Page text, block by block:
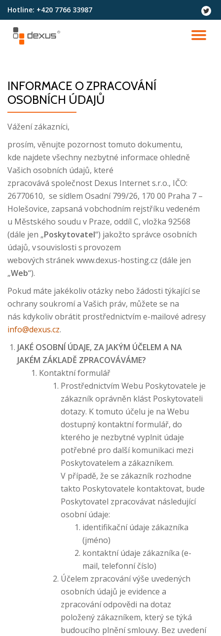
Hotline: +420 7766 33987
fa-
twitter
INFORMACE O ZPRACOVÁNÍ
OSOBNÍCH ÚDAJŮ
Vážení zákazníci,
prosím, věnujte pozornost tomuto dokumentu,
kde najdete všechny nezbytné informace ohledně
Vašich osobních údajů, které
zpracovává společnost Dexus Internet s.r.o., IČO:
26770610, se sídlem Osadní 799/26, 170 00 Praha 7 –
Holešovice, zapsaná v obchodním rejstříku vedeném
u Městského soudu v Praze, oddíl C, vložka 92568
(dále jen „Poskytovatel“) jakožto správce osobních
údajů, v souvislosti s provozem
webových stránek www.dexus-hosting.cz (dále jen
„Web“).
Pokud máte jakékoliv otázky nebo žádosti týkající se
ochrany soukromí a Vašich práv, můžete se na
nás kdykoliv obrátit prostřednictvím e-mailové adresy
info@dexus.cz.
JAKÉ OSOBNÍ ÚDAJE, ZA JAKÝM ÚČELEM A NA
JAKÉM ZÁKLADĚ ZPRACOVÁVÁME?
Kontaktní formulář
Prostřednictvím Webu Poskytovatele je
zákazník oprávněn klást Poskytovateli
dotazy. K tomuto účelu je na Webu
dostupný kontaktní formulář, do
kterého je nezbytné vyplnit údaje
potřebné pro další komunikaci mezi
Poskytovatelem a zákazníkem.
V případě, že se zákazník rozhodne
takto Poskytovatele kontaktovat, bude
Poskytovatel zpracovávat následující
osobní údaje:
identifikační údaje zákazníka
(jméno)
kontaktní údaje zákazníka (e-
mail, telefonní číslo)
Účelem zpracování výše uvedených
osobních údajů je evidence a
zpracování odpovědi na dotaz
položený zákazníkem, který se týká
budoucího plnění smlouvy. Bez uvedení